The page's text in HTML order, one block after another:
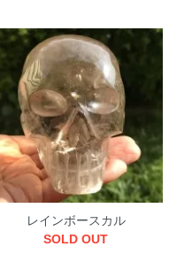
レインボースカル
SOLD OUT